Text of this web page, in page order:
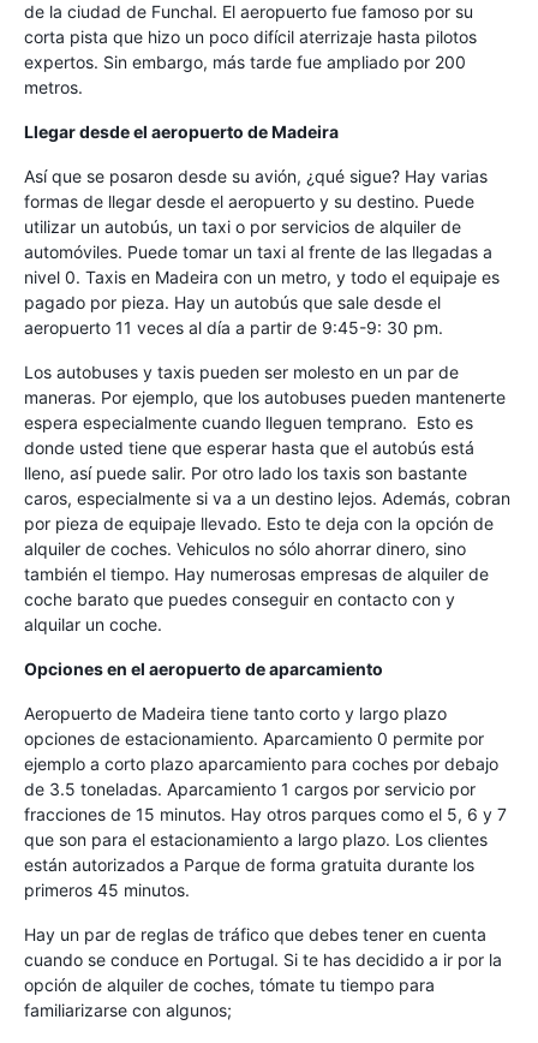
de la ciudad de Funchal. El aeropuerto fue famoso por su
corta pista que hizo un poco difícil aterrizaje hasta pilotos
expertos. Sin embargo, más tarde fue ampliado por 200
metros.
Llegar desde el aeropuerto de Madeira
Así que se posaron desde su avión, ¿qué sigue? Hay varias
formas de llegar desde el aeropuerto y su destino. Puede
utilizar un autobús, un taxi o por servicios de alquiler de
automóviles. Puede tomar un taxi al frente de las llegadas a
nivel 0. Taxis en Madeira con un metro, y todo el equipaje es
pagado por pieza. Hay un autobús que sale desde el
aeropuerto 11 veces al día a partir de 9:45-9: 30 pm.
Los autobuses y taxis pueden ser molesto en un par de
maneras. Por ejemplo, que los autobuses pueden mantenerte
espera especialmente cuando lleguen temprano. Esto es
donde usted tiene que esperar hasta que el autobús está
lleno, así puede salir. Por otro lado los taxis son bastante
caros, especialmente si va a un destino lejos. Además, cobran
por pieza de equipaje llevado. Esto te deja con la opción de
alquiler de coches. Vehiculos no sólo ahorrar dinero, sino
también el tiempo. Hay numerosas empresas de alquiler de
coche barato que puedes conseguir en contacto con y
alquilar un coche.
Opciones en el aeropuerto de aparcamiento
Aeropuerto de Madeira tiene tanto corto y largo plazo
opciones de estacionamiento. Aparcamiento 0 permite por
ejemplo a corto plazo aparcamiento para coches por debajo
de 3.5 toneladas. Aparcamiento 1 cargos por servicio por
fracciones de 15 minutos. Hay otros parques como el 5, 6 y 7
que son para el estacionamiento a largo plazo. Los clientes
están autorizados a Parque de forma gratuita durante los
primeros 45 minutos.
Hay un par de reglas de tráfico que debes tener en cuenta
cuando se conduce en Portugal. Si te has decidido a ir por la
opción de alquiler de coches, tómate tu tiempo para
familiarizarse con algunos;